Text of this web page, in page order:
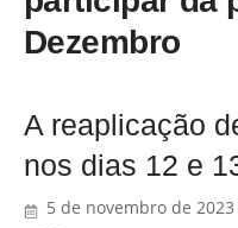
Dezembro
A reaplicação
nos dias 12 e
5 de novembro de 2023